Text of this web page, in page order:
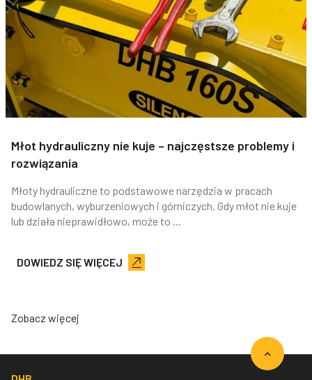
Młot hydrauliczny nie kuje – najczęstsze problemy i
rozwiązania
Młoty hydrauliczne to podstawowe narzędzia w pracach
budowlanych, wyburzeniowych i górniczych. Gdy młot nie kuje
lub działa nieprawidłowo, może to ...
DOWIEDZ SIĘ WIĘCEJ
Zobacz więcej